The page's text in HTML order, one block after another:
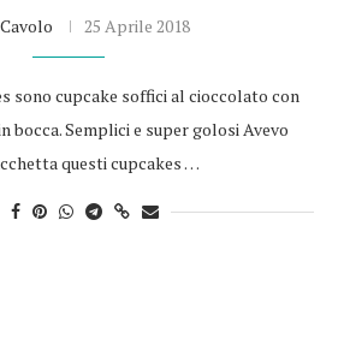
25 Aprile 2018
sono cupcake soffici al cioccolato con
bocca. Semplici e super golosi Avevo
questi cupcakes …